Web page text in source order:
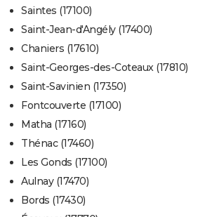
Saintes (17100)
Saint-Jean-d'Angély (17400)
Chaniers (17610)
Saint-Georges-des-Coteaux (17810)
Saint-Savinien (17350)
Fontcouverte (17100)
Matha (17160)
Thénac (17460)
Les Gonds (17100)
Aulnay (17470)
Bords (17430)